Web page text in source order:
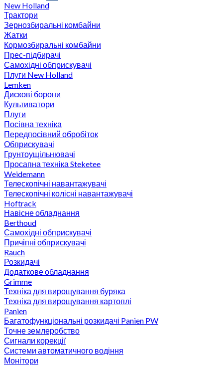
New Holland
Трактори
Зернозбиральні комбайни
Жатки
Кормозбиральні комбайни
Прес-підбирачі
Самохідні обприскувачі
Плуги New Holland
Lemken
Дискові борони
Культиватори
Плуги
Посівна техніка
Передпосівний обробіток
Обприскувачі
Грунтоущільнювачі
Просапна техніка Steketee
Weidemann
Телескопічні навантажувачі
Телескопічні колісні навантажувачі
Hoftrack
Навісне обладнання
Berthoud
Самохідні обприскувачі
Причіпні обприскувачі
Rauch
Розкидачі
Додаткове обладнання
Grimme
Техніка для вирощування буряка
Техніка для вирощування картоплі
Panien
Багатофункціональні розкидачі Panien PW
Точне землеробство
Сигнали корекції
Системи автоматичного водіння
Монітори